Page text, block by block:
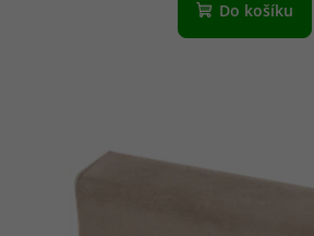
Do košíku